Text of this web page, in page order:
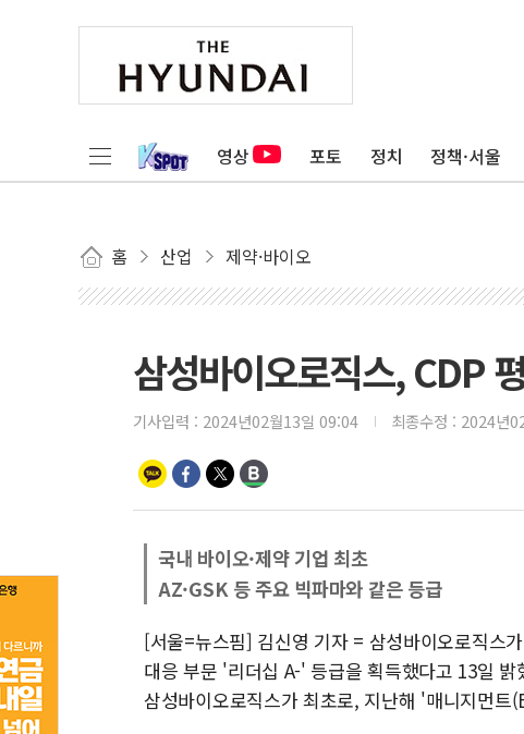
영상 포토 정치 정책·서울
홈 산업 제약·바이오
삼성바이오로직스, CDP
기사입력 : 2024년02월13일 09:04 최종수정 : 2024년
국내 바이오·제약 기업 최초
AZ·GSK 등 주요 빅파마와 같은 등급
[서울=뉴스핌] 김신영 기자 = 삼성바이오로직스
대응 부문 '리더십 A-' 등급을 획득했다고 13일
삼성바이오로직스가 최초로, 지난해 '매니지먼트